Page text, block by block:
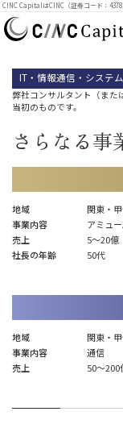
CINC CapitalはCINC（証券コード：4378
IT・情報通信・システ
弊社コンサルタント（また
当初のものです。
さらなる事
地域
関東・
事業内容
アミュ
売上
5〜20億
社長の年齢
50代
地域
関東・
事業内容
通信
売上
50～200